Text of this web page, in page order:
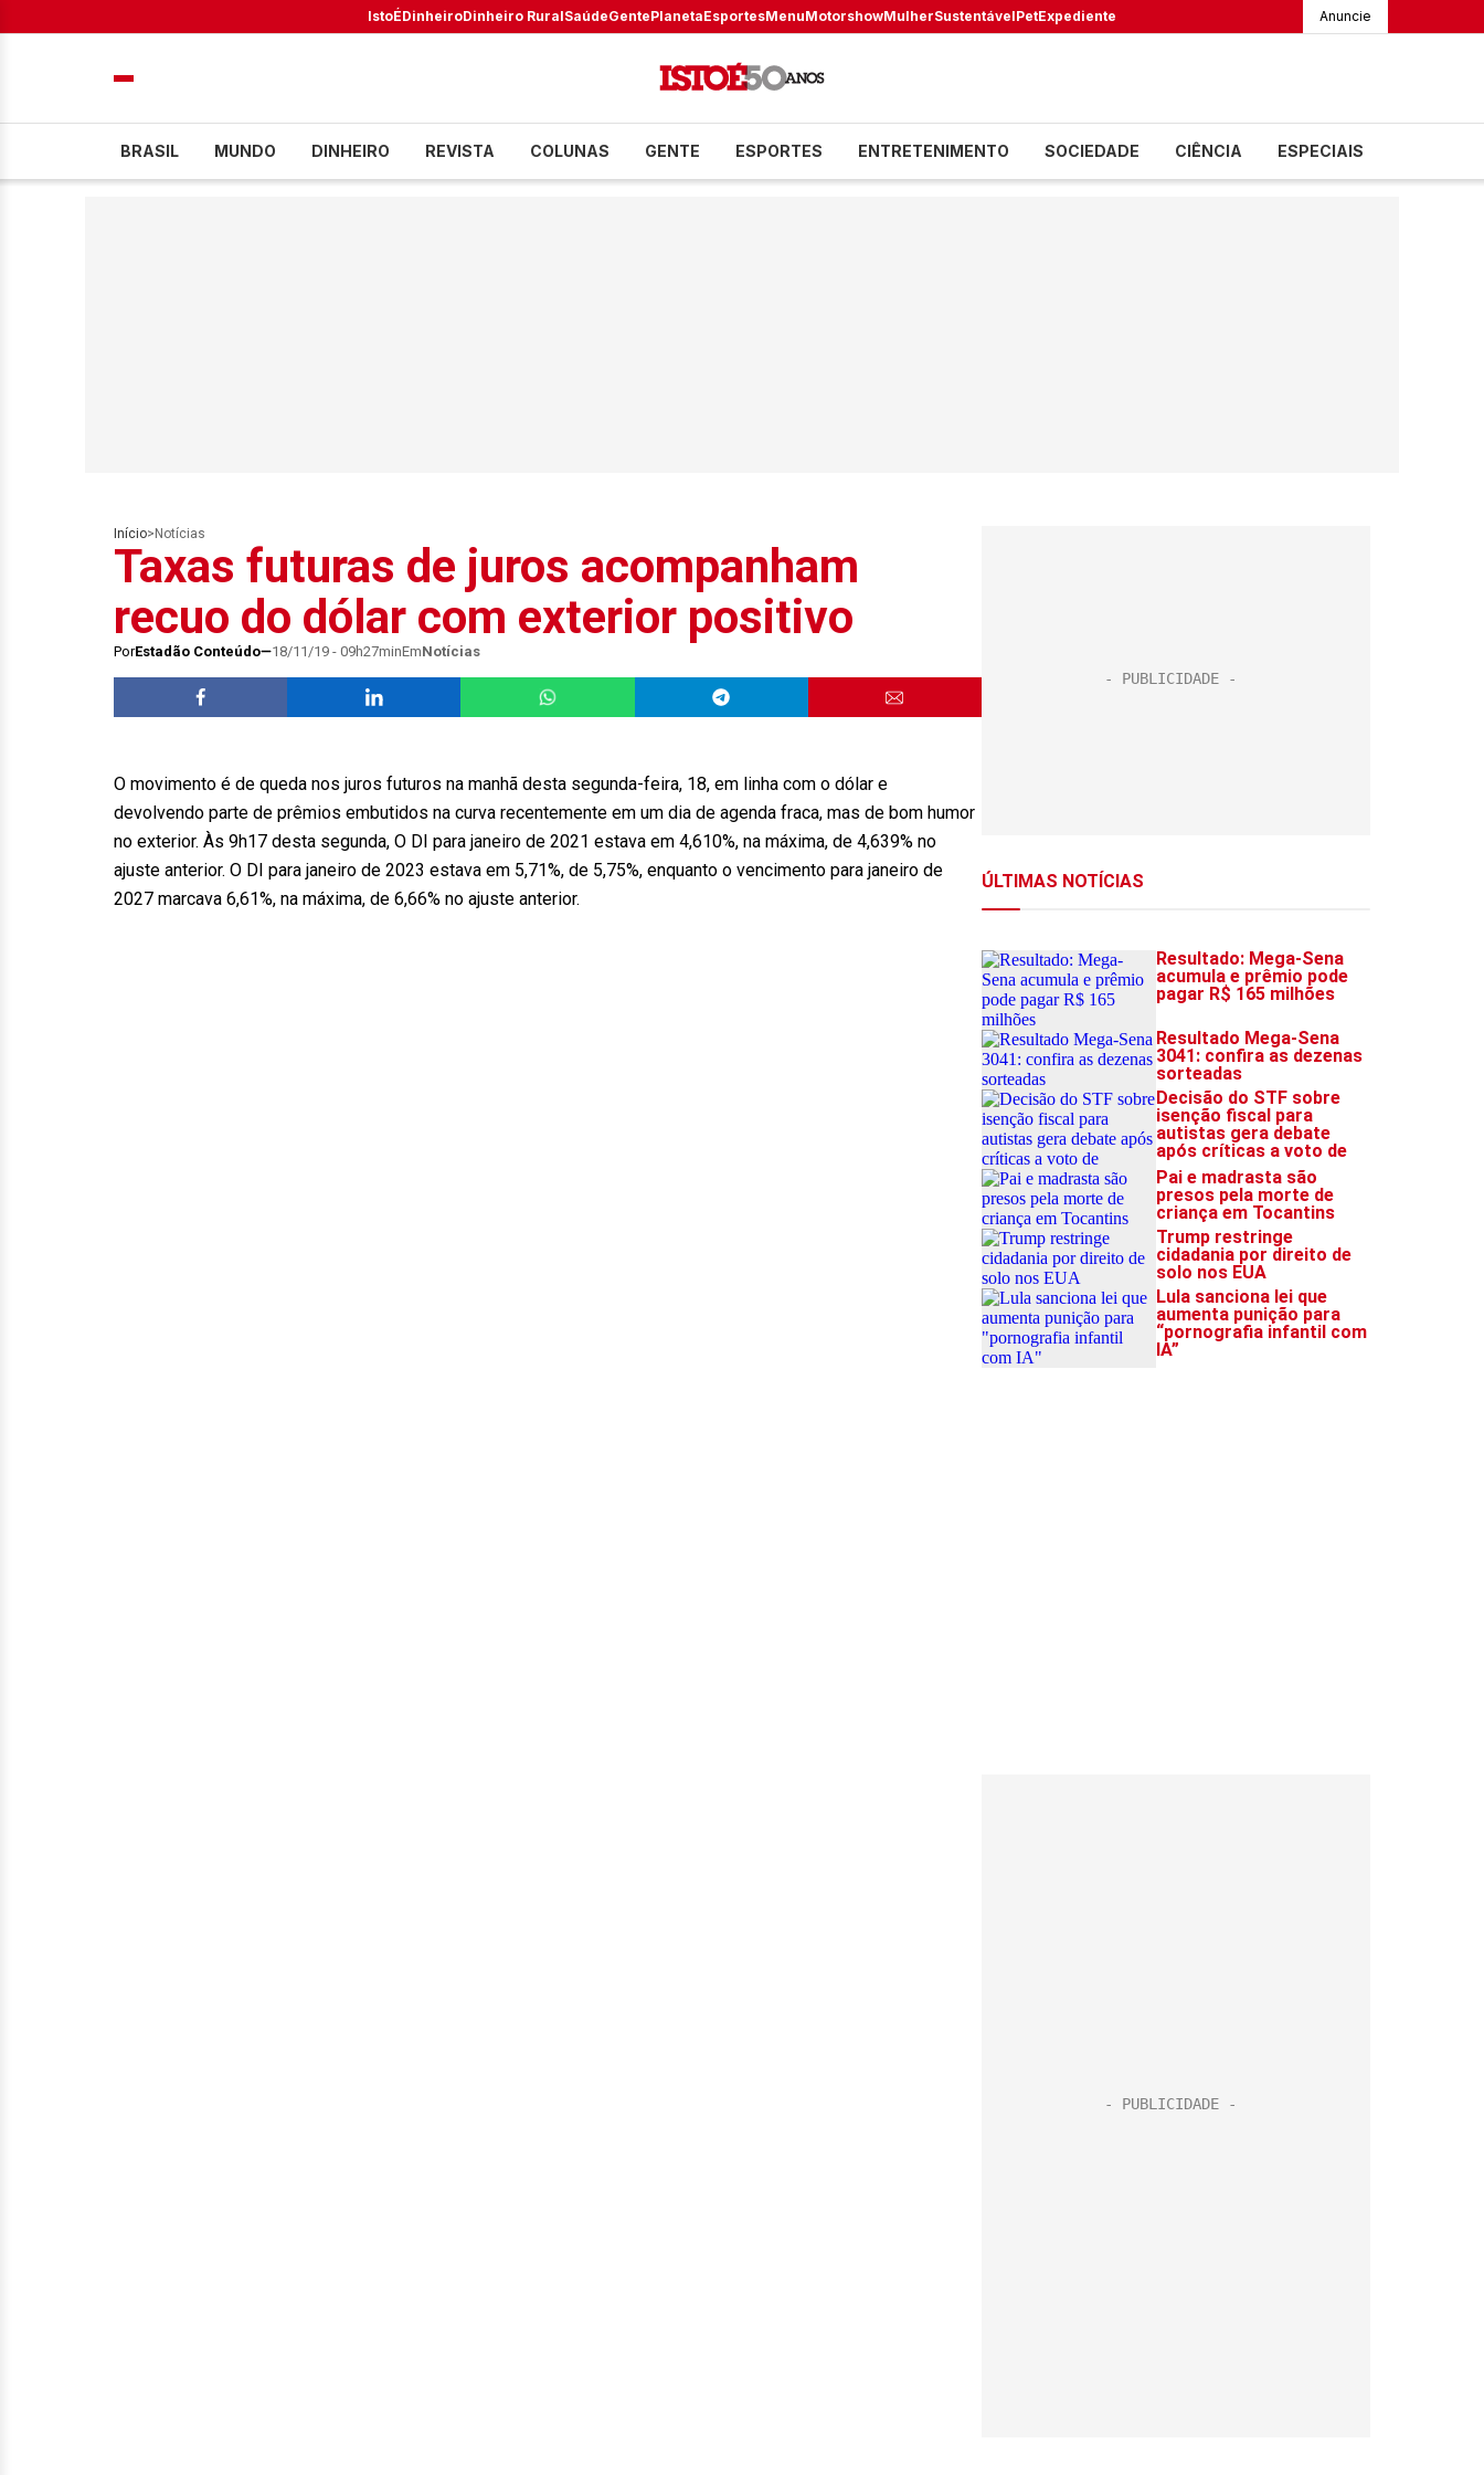
IstoÉDinheiroDinheiro RuralSaúdeGentePlanetaEsportesMenuMotorshowMulherSustentávelPetExpediente Anuncie
BRASIL MUNDO DINHEIRO REVISTA COLUNAS GENTE ESPORTES ENTRETENIMENTO SOCIEDADE CIÊNCIA ESPECIAIS
Início> Notícias
Taxas futuras de juros acompanham
recuo do dólar com exterior positivo
PorEstadão Conteúdo 18/11/19 - 09h27minEmNotícias
O movimento é de queda nos juros futuros na manhã desta segunda-feira, 18, em linha com o dólar e
devolvendo parte de prêmios embutidos na curva recentemente em um dia de agenda fraca, mas de bom humor
no exterior. Às 9h17 desta segunda, O DI para janeiro de 2021 estava em 4,610%, na máxima, de 4,639% no
ajuste anterior. O DI para janeiro de 2023 estava em 5,71%, de 5,75%, enquanto o vencimento para janeiro de
2027 marcava 6,61%, na máxima, de 6,66% no ajuste anterior.